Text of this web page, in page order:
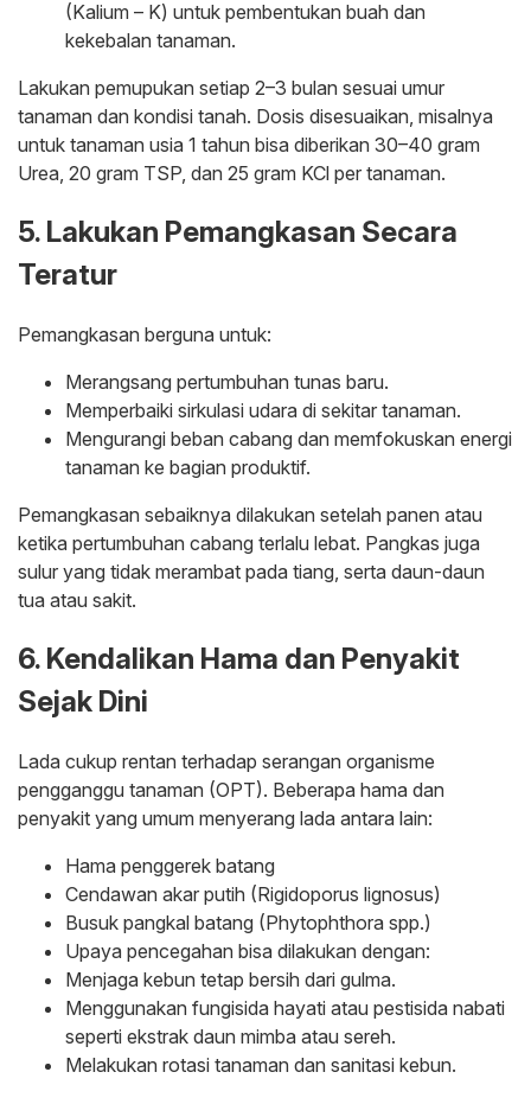
(Kalium – K) untuk pembentukan buah dan
kekebalan tanaman.
Lakukan pemupukan setiap 2–3 bulan sesuai umur
tanaman dan kondisi tanah. Dosis disesuaikan, misalnya
untuk tanaman usia 1 tahun bisa diberikan 30–40 gram
Urea, 20 gram TSP, dan 25 gram KCl per tanaman.
5. Lakukan Pemangkasan Secara
Teratur
Pemangkasan berguna untuk:
Merangsang pertumbuhan tunas baru.
Memperbaiki sirkulasi udara di sekitar tanaman.
Mengurangi beban cabang dan memfokuskan energi
tanaman ke bagian produktif.
Pemangkasan sebaiknya dilakukan setelah panen atau
ketika pertumbuhan cabang terlalu lebat. Pangkas juga
sulur yang tidak merambat pada tiang, serta daun-daun
tua atau sakit.
6. Kendalikan Hama dan Penyakit
Sejak Dini
Lada cukup rentan terhadap serangan organisme
pengganggu tanaman (OPT). Beberapa hama dan
penyakit yang umum menyerang lada antara lain:
Hama penggerek batang
Cendawan akar putih (Rigidoporus lignosus)
Busuk pangkal batang (Phytophthora spp.)
Upaya pencegahan bisa dilakukan dengan:
Menjaga kebun tetap bersih dari gulma.
Menggunakan fungisida hayati atau pestisida nabati
seperti ekstrak daun mimba atau sereh.
Melakukan rotasi tanaman dan sanitasi kebun.